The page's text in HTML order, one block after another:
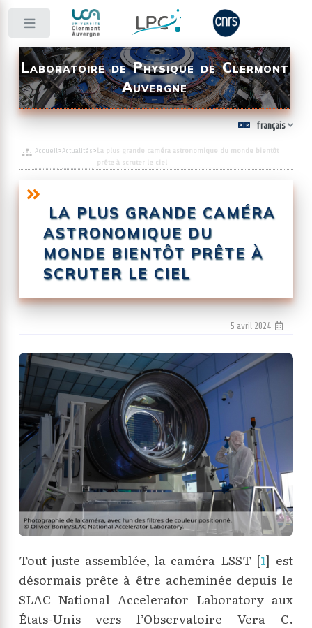
Laboratoire de Physique de Clermont
Auvergne
français
Accueil>Actualités> La plus grande caméra astronomique du monde bientôt
prête à scruter le ciel
LA PLUS GRANDE CAMÉRA
ASTRONOMIQUE DU
MONDE BIENTÔT PRÊTE À
SCRUTER LE CIEL
5 avril 2024
Tout juste assemblée, la caméra LSST[1] est
désormais prête à être acheminée depuis le
SLAC National Accelerator Laboratory aux
États-Unis vers l’Observatoire Vera C.
Toggle